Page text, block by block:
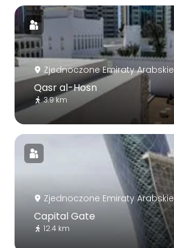
Zjednoczone Emiraty Arabskie
Qasr al-Hosn
3.9 km
Zjednoczone Emiraty Arabskie
Capital Gate
12.4 km